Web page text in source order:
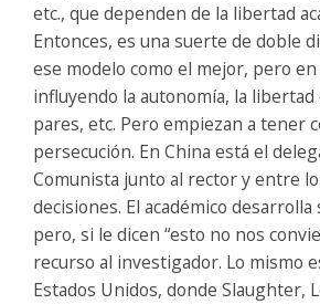
etc., que dependen de la libertad
Entonces, es una suerte de doble
ese modelo como el mejor, pero
influyendo la autonomía, la libertad
pares, etc. Pero empiezan a tener
persecución. En China está el
Comunista junto al rector y entre
decisiones. El académico
pero, si le dicen “esto no nos
recurso al investigador. Lo mismo
Estados Unidos, donde Slaughter,